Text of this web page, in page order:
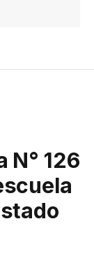
N° 126